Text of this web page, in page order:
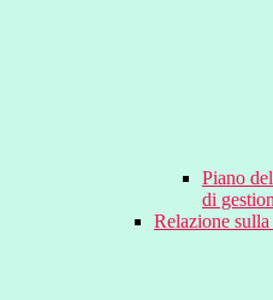
Piano
di
Relazione